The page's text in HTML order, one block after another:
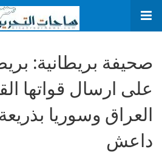
صحيفة بريطانية:
على ارسال قواتها
العراق وسوريا
داعش